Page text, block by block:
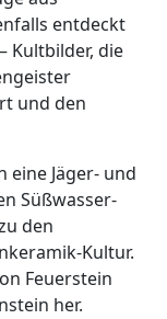
entdeckt
Kultbilder, die
und den
eine Jäger- und
Süßwasser-
den
Kultur.
Feuerstein
her.